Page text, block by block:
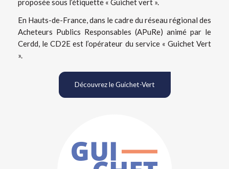
proposée sous l’étiquette « Guichet vert ».
En Hauts-de-France, dans le cadre du réseau régional des
Acheteurs Publics Responsables (APuRe) animé par le
Cerdd, le CD2E est l’opérateur du service « Guichet Vert
».
Découvrez le Guichet-Vert